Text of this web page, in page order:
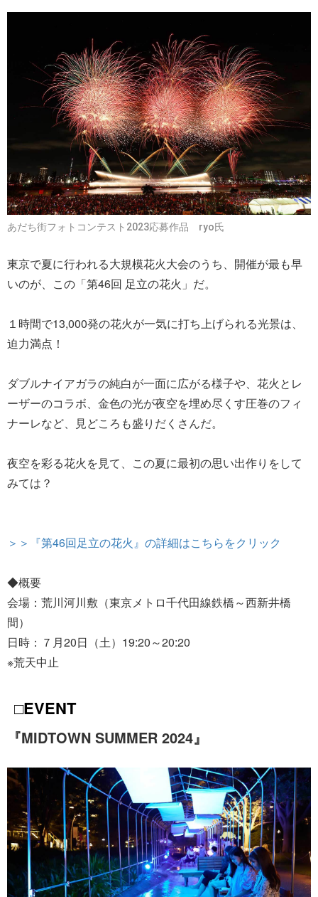
あだち街フォトコンテスト2023応募作品 ryo氏
東京で夏に行われる大規模花火大会のうち、開催が最も早
いのが、この「第46回 足立の花火」だ。
１時間で13,000発の花火が一気に打ち上げられる光景は、
迫力満点！
ダブルナイアガラの純白が一面に広がる様子や、花火とレ
ーザーのコラボ、金色の光が夜空を埋め尽くす圧巻のフィ
ナーレなど、見どころも盛りだくさんだ。
夜空を彩る花火を見て、この夏に最初の思い出作りをして
みては？
＞＞『第46回足立の花火』の詳細はこちらをクリック
◆概要
会場：荒川河川敷（東京メトロ千代田線鉄橋～西新井橋
間）
日時：７月20日（土）19:20～20:20
※荒天中止
□EVENT
『MIDTOWN SUMMER 2024』